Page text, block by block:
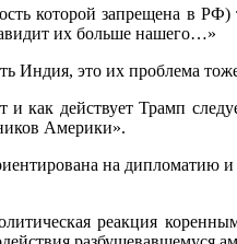
которой запрещена в
их больше нашего…»
Индия, это их проблема
действует Трамп
Америки».
на
реакция